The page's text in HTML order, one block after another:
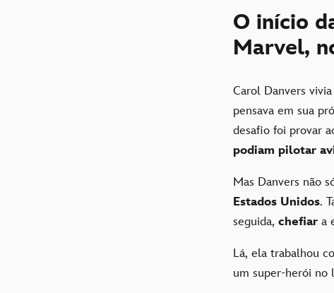
O início
Marvel,
Carol Danvers
pensava em sua
desafio foi provar
podiam pilotar
Mas Danvers não
Estados Unidos.
seguida, chefiar a
Lá, ela trabalhou
um super-herói no